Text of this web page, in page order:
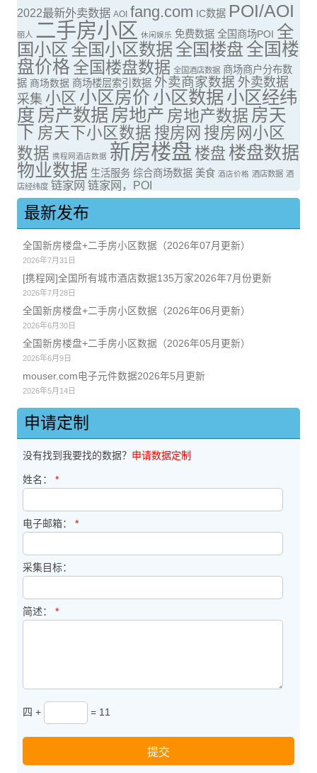
2022最新外卖数据 AOI fang.com IC数据 POI/AOI
丽人 二手房小区 休闲娱乐 免费数据 全国商场POI 全
国小区 全国小区数据全国楼盘全国楼
盘价格 全国楼盘数据 全国酒店数据 商场商户分布数
据 商场数据 商场楼层索引数据 外卖商家数据 外卖数据
采集 小区 小区房价 小区数据小区经纬
度 房产数据 房地产 房地产数据 房天
下 房天下小区数据 搜房网 搜房网小区
数据 携程网酒店数据 新房楼盘 楼盘 楼盘数据
物业数据 生活服务 综合商场数据 美食 酒店价格 酒店数据 酒
店经纬度 链家网 链家网，POI
最新发布
全国新房楼盘+二手房小区数据（2026年07月更新）
2026年7月31日
[携程网]全国所有城市酒店数据135万家2026年7月份更新
2026年7月28日
全国新房楼盘+二手房小区数据（2026年06月更新）
2026年6月30日
全国新房楼盘+二手房小区数据（2026年05月更新）
2026年6月9日
mouser.com电子元件数据2026年5月更新
2026年5月14日
申请定制
没有找到我要找的数据？ 申请数据定制
姓名： *
电子邮箱： *
采集目标：
简述： *
四 + = 11